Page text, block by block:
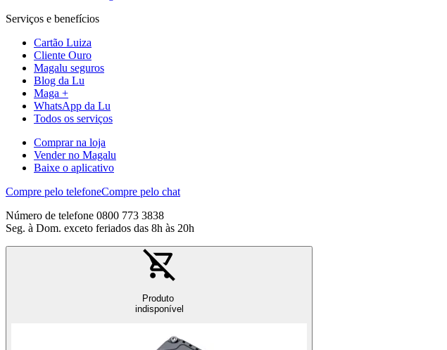
Serviços e benefícios
Cartão Luiza
Cliente Ouro
Magalu seguros
Blog da Lu
Maga +
WhatsApp da Lu
Todos os serviços
Comprar na loja
Vender no Magalu
Baixe o aplicativo
Compre pelo telefoneCompre pelo chat
Número de telefone 0800 773 3838
Seg. à Dom. exceto feriados das 8h às 20h
Produto
indisponível